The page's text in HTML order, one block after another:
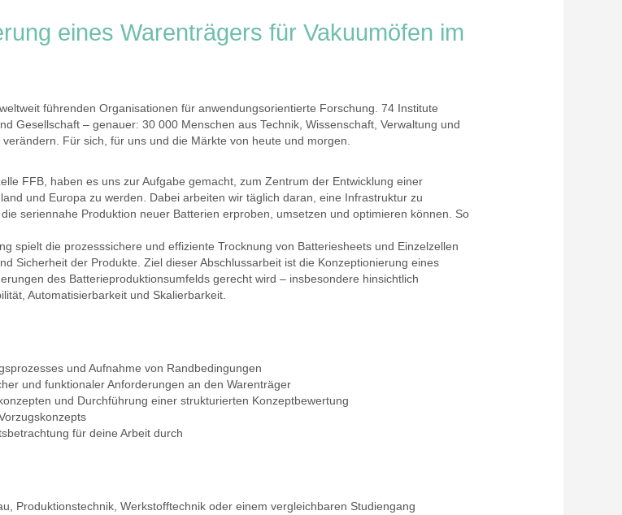
eines Warenträgers für Vakuumöfen im
führenden Organisationen für anwendungsorientierte Forschung. 74 Institute
Gesellschaft – genauer: 30 000 Menschen aus Technik, Wissenschaft, Verwaltung und
Für sich, für uns und die Märkte von heute und morgen.
FFB, haben es uns zur Aufgabe gemacht, zum Zentrum der Entwicklung einer
und Europa zu werden. Dabei arbeiten wir täglich daran, eine Infrastruktur zu
seriennahe Produktion neuer Batterien erproben, umsetzen und optimieren können. So
spielt die prozesssichere und effiziente Trocknung von Batteriesheets und Einzelzellen
Sicherheit der Produkte. Ziel dieser Abschlussarbeit ist die Konzeptionierung eines
des Batterieproduktionsumfelds gerecht wird – insbesondere hinsichtlich
Automatisierbarkeit und Skalierbarkeit.
und Aufnahme von Randbedingungen
und funktionaler Anforderungen an den Warenträger
und Durchführung einer strukturierten Konzeptbewertung
für deine Arbeit durch
Produktionstechnik, Werkstofftechnik oder einem vergleichbaren Studiengang